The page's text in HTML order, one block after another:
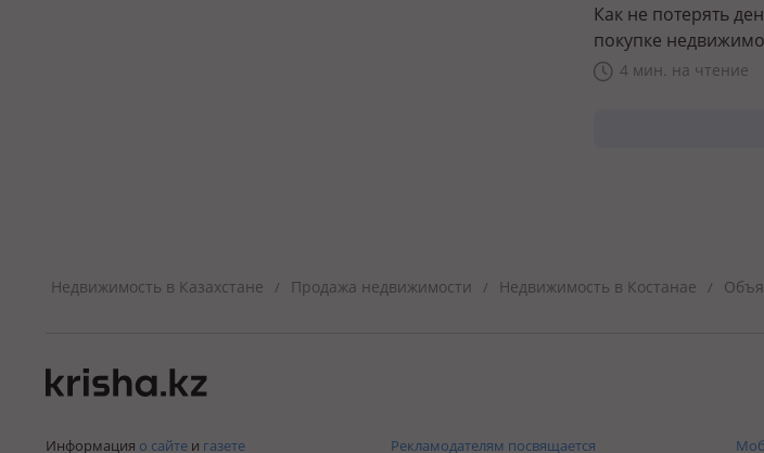
Как не потерять
покупке
4 мин. на чтение
Недвижимость в Казахстане / Продажа недвижимости / Недвижимость в Костанае /
Информация о сайте и газете Рекламодателям посвящается